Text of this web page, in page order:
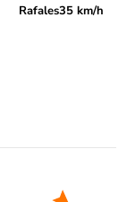
Rafales35 km/h